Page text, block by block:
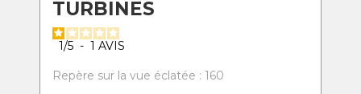
TURBINES
1/5 - 1 AVIS
Repère sur la vue éclatée : 160